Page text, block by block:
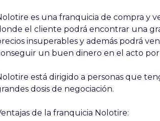
es una franquicia de compra y
el cliente podrá encontrar una
insuperables y además podrá
un buen dinero en el acto por
está dirigido a personas que
dosis de negociación.
de la franquicia Nolotire: